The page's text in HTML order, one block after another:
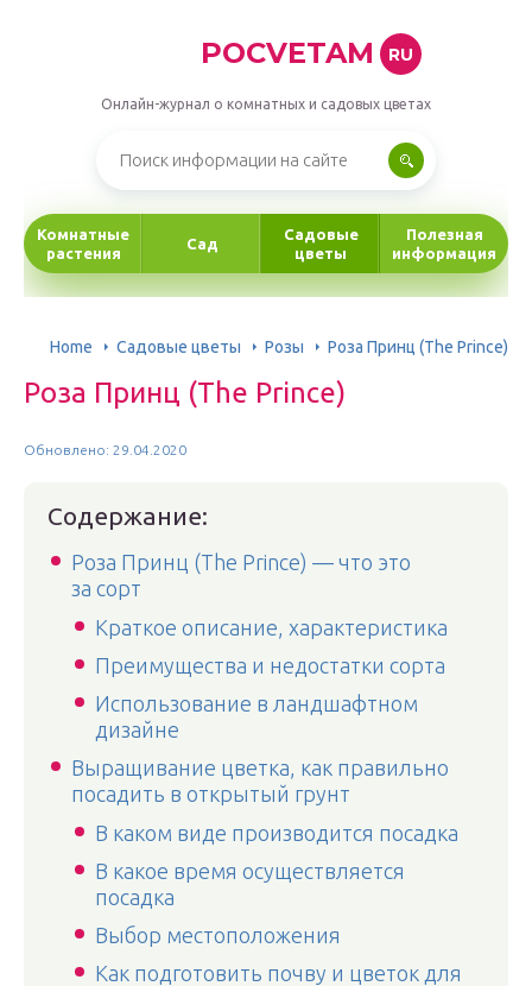
POCVETAM RU
Онлайн-журнал о комнатных и садовых цветах
Комнатные
растения
Сад
Садовые
цветы
Полезная
информация
Home Садовые цветы Розы Роза Принц (The Prince)
Роза Принц (The Prince)
Обновлено: 29.04.2020
Содержание:
Роза Принц (The Prince) — что это
за сорт
Краткое описание, характеристика
Преимущества и недостатки сорта
Использование в ландшафтном
дизайне
Выращивание цветка, как правильно
посадить в открытый грунт
В каком виде производится посадка
В какое время осуществляется
посадка
Выбор местоположения
Как подготовить почву и цветок для